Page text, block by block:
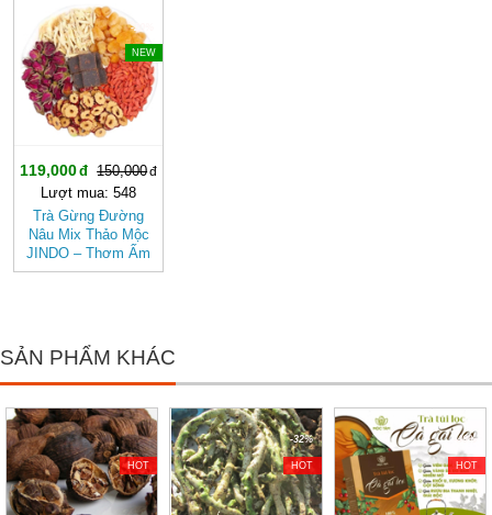
-20%
NEW
119,000
150,000
Lượt mua: 548
Trà Gừng Đường
Nâu Mix Thảo Mộc
JINDO – Thơm Ấm
Tự Nhiên, Dễ Uống
SẢN PHẨM KHÁC
HOT
-32%
HOT
-40%
HOT